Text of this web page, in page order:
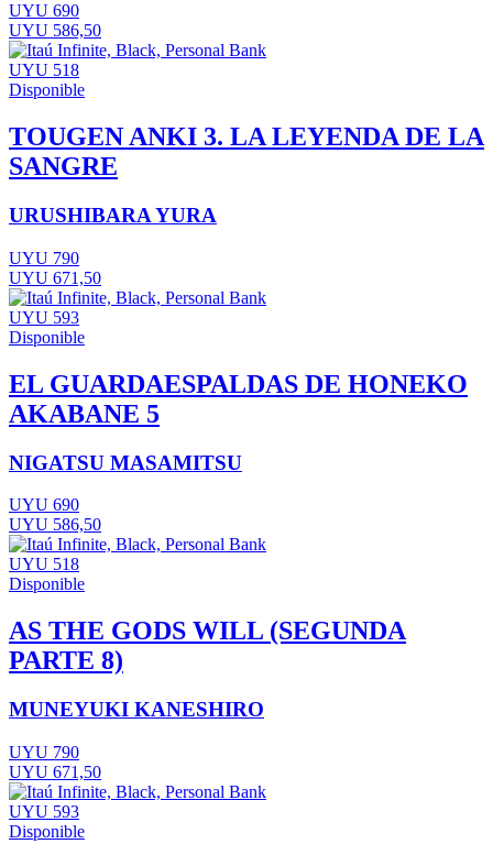
UYU 690
UYU 586,50
UYU 518
Disponible
TOUGEN ANKI 3. LA LEYENDA DE LA
SANGRE
URUSHIBARA YURA
UYU 790
UYU 671,50
UYU 593
Disponible
EL GUARDAESPALDAS DE HONEKO
AKABANE 5
NIGATSU MASAMITSU
UYU 690
UYU 586,50
UYU 518
Disponible
AS THE GODS WILL (SEGUNDA
PARTE 8)
MUNEYUKI KANESHIRO
UYU 790
UYU 671,50
UYU 593
Disponible